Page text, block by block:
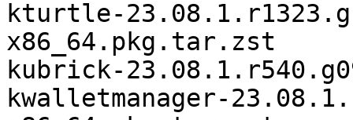
kturtle-
x86_64.pkg.tar.zst
kubrick-
kwalletmanager-